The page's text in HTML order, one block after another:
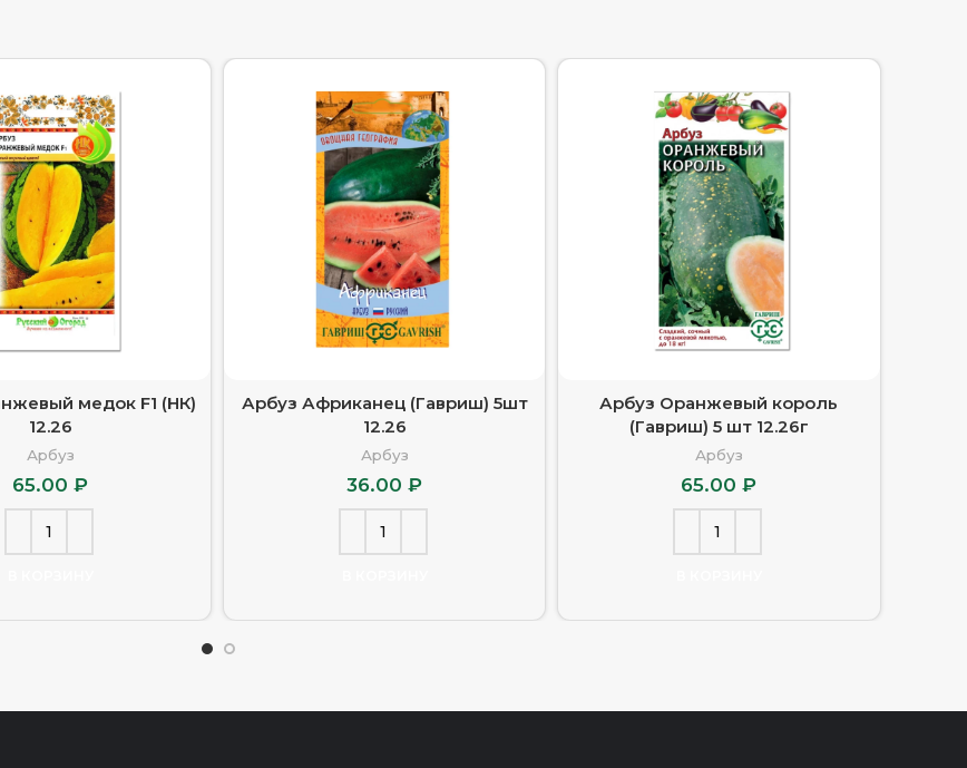
медок F1 (НК)
12.26
Арбуз
65.00₽
Арбуз Африканец (Гавриш) 5шт
12.26
Арбуз
36.00₽
Арбуз Оранжевый король
(Гавриш) 5 шт 12.26г
Арбуз
65.00₽